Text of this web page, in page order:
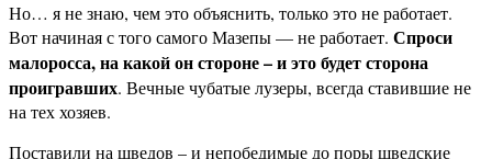
Но… я не знаю, чем это объяснить, только это не работает.
Вот начиная с того самого Мазепы — не работает. Спроси
малоросса, на какой он стороне – и это будет сторона
проигравших. Вечные чубатые лузеры, всегда ставившие не
на тех хозяев.
Поставили на шведов – и непобедимые до поры шведские